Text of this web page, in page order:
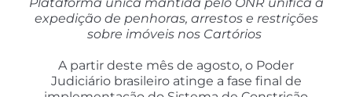
expedição de penhoras, arrestos e restrições
sobre imóveis nos Cartórios
A partir deste mês de agosto, o Poder
Judiciário brasileiro atinge a fase final de